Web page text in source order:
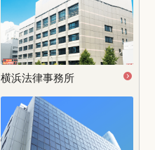
横浜法律事務所